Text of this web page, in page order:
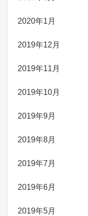
2020年1月
2019年12月
2019年11月
2019年10月
2019年9月
2019年8月
2019年7月
2019年6月
2019年5月